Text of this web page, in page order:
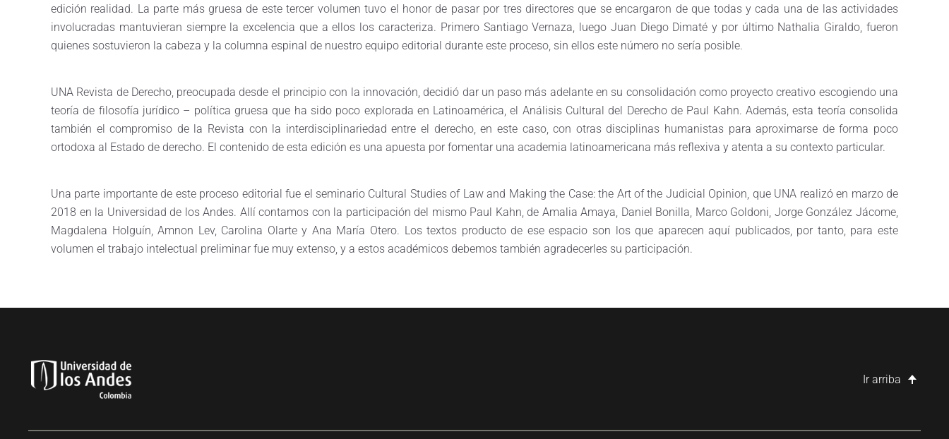
edición realidad. La parte más gruesa de este tercer volumen tuvo el honor de pasar por tres directores que se encargaron de que todas y cada una de las actividades
involucradas mantuvieran siempre la excelencia que a ellos los caracteriza. Primero Santiago Vernaza, luego Juan Diego Dimaté y por último Nathalia Giraldo, fueron
quienes sostuvieron la cabeza y la columna espinal de nuestro equipo editorial durante este proceso, sin ellos este número no sería posible.
UNA Revista de Derecho, preocupada desde el principio con la innovación, decidió dar un paso más adelante en su consolidación como proyecto creativo escogiendo una
teoría de filosofía jurídico – política gruesa que ha sido poco explorada en Latinoamérica, el Análisis Cultural del Derecho de Paul Kahn. Además, esta teoría consolida
también el compromiso de la Revista con la interdisciplinariedad entre el derecho, en este caso, con otras disciplinas humanistas para aproximarse de forma poco
ortodoxa al Estado de derecho. El contenido de esta edición es una apuesta por fomentar una academia latinoamericana más reflexiva y atenta a su contexto particular.
Una parte importante de este proceso editorial fue el seminario Cultural Studies of Law and Making the Case: the Art of the Judicial Opinion, que UNA realizó en marzo de
2018 en la Universidad de los Andes. Allí contamos con la participación del mismo Paul Kahn, de Amalia Amaya, Daniel Bonilla, Marco Goldoni, Jorge González Jácome,
Magdalena Holguín, Amnon Lev, Carolina Olarte y Ana María Otero. Los textos producto de ese espacio son los que aparecen aquí publicados, por tanto, para este
volumen el trabajo intelectual preliminar fue muy extenso, y a estos académicos debemos también agradecerles su participación.
Ir arriba